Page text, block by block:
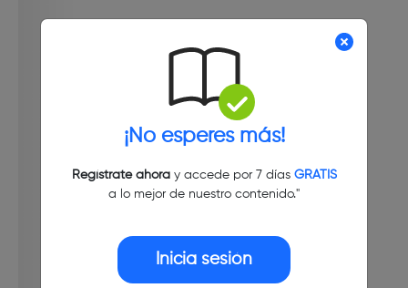
¡No esperes más!
Regístrate ahoray accede por 7 días GRATIS
a lo mejor de nuestro contenido."
Inicia sesión